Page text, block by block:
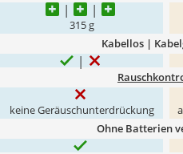
‎315 g
Kabellos |
keine Geräuschunterdrückung
Ohne Batterien